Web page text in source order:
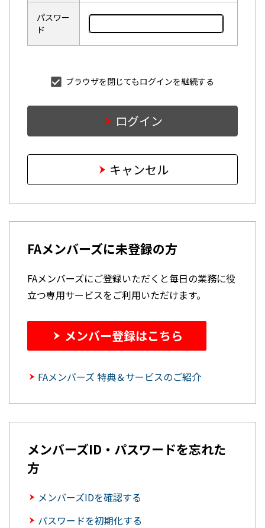
パスワー
ド
ブラウザを閉じてもログインを継続する
ログイン
キャンセル
FAメンバーズに未登録の方
FAメンバーズにご登録いただくと毎日の業務に役
立つ専用サービスをご利用いただけます。
メンバー登録はこちら
FAメンバーズ 特典＆サービスのご紹介
メンバーズID・パスワードを忘れた
方
メンバーズIDを確認する
パスワードを初期化する